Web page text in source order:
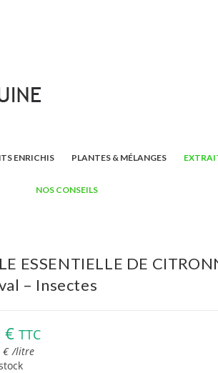
ENRICHIS PLANTES & MÉLANGES
NOS CONSEILS
ESSENTIELLE DE
– Insectes
€ TTC
€ /litre